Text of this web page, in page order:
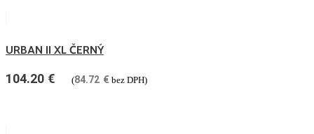
URBAN II XL ČERNÝ
104.20 € (84.72 € bez DPH)